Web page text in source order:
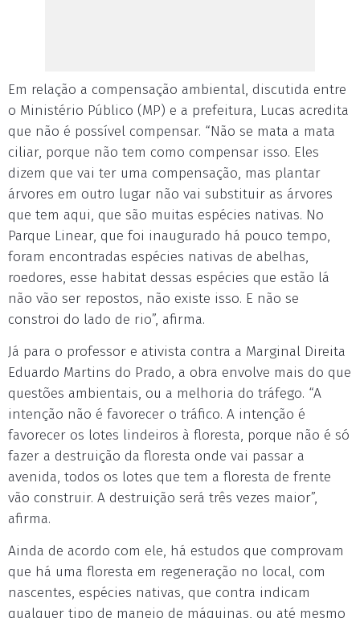
Em relação a compensação ambiental, discutida entre
o Ministério Público (MP) e a prefeitura, Lucas acredita
que não é possível compensar. “Não se mata a mata
ciliar, porque não tem como compensar isso. Eles
dizem que vai ter uma compensação, mas plantar
árvores em outro lugar não vai substituir as árvores
que tem aqui, que são muitas espécies nativas. No
Parque Linear, que foi inaugurado há pouco tempo,
foram encontradas espécies nativas de abelhas,
roedores, esse habitat dessas espécies que estão lá
não vão ser repostos, não existe isso. E não se
constroi do lado de rio”, afirma.
Já para o professor e ativista contra a Marginal Direita
Eduardo Martins do Prado, a obra envolve mais do que
questões ambientais, ou a melhoria do tráfego. “A
intenção não é favorecer o tráfico. A intenção é
favorecer os lotes lindeiros à floresta, porque não é só
fazer a destruição da floresta onde vai passar a
avenida, todos os lotes que tem a floresta de frente
vão construir. A destruição será três vezes maior”,
afirma.
Ainda de acordo com ele, há estudos que comprovam
que há uma floresta em regeneração no local, com
nascentes, espécies nativas, que contra indicam
qualquer tipo de manejo de máquinas, ou até mesmo